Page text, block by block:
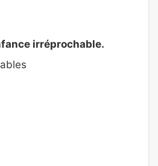
irréprochable.